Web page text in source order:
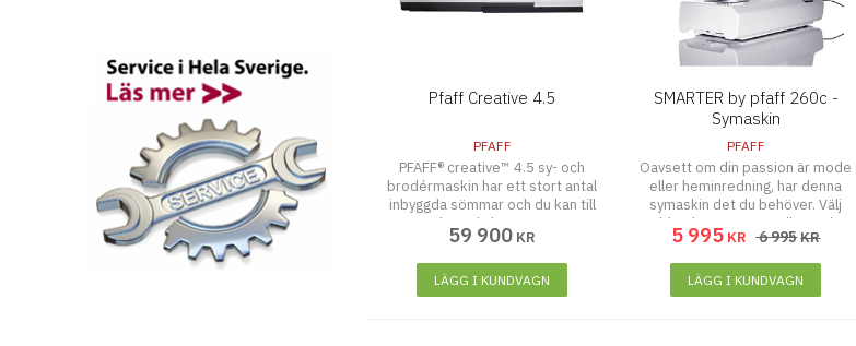
Pfaff Creative 4.5
PFAFF
PFAFF® creative™ 4.5 sy- och
brodérmaskin har ett stort antal
inbyggda sömmar och du kan till
och med skapa egna!
59 900 KR
LÄGG I KUNDVAGN
SMARTER by pfaff 260c -
Symaskin
PFAFF
Oavsett om din passion är mode
eller heminredning, har denna
symaskin det du behöver. Välj
bland 27 sömmar, alla med
automatiska inställningar
inställningar för stygnlängd och
stygnbredd.
5 995 KR 6 995KR
LÄGG I KUNDVAGN